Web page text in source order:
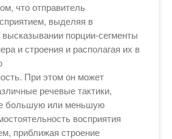
что отправитель
выделяя в
порции-сегменты
и строения и располагая их в
При этом он может
речевые тактики,
бoльшую или меньшую
восприятия
приближая строение